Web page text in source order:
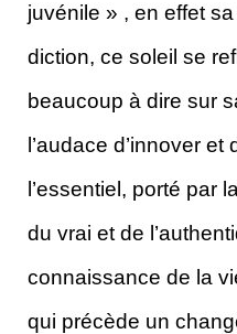
juvénile » , en effet
diction, ce soleil se
beaucoup à dire sur
l’audace d’innover
l’essentiel, porté par
du vrai et de
connaissance de la
qui précède un